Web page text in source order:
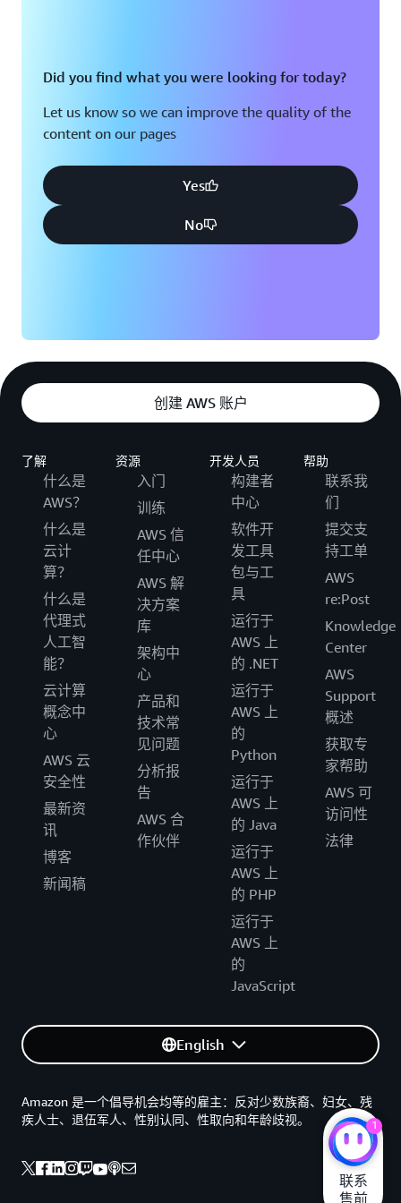
Did you find what you were looking for today?
Let us know so we can improve the quality of the
content on our pages
Yes
No
创建 AWS 账户
了解
什么是
AWS？
什么是
云计
算？
什么是
代理式
人工智
能？
云计算
概念中
心
AWS 云
安全性
最新资
讯
博客
新闻稿
资源
入门
训练
AWS 信
任中心
AWS 解
决方案
库
架构中
心
产品和
技术常
见问题
分析报
告
AWS 合
作伙伴
开发人员
构建者
中心
软件开
发工具
包与工
具
运行于
AWS 上
的 .NET
运行于
AWS 上
的
Python
运行于
AWS 上
的 Java
运行于
AWS 上
的 PHP
运行于
AWS 上
的
JavaScript
帮助
联系我
们
提交支
持工单
AWS
re:Post
Knowledge
Center
AWS
Support
概述
获取专
家帮助
AWS 可
访问性
法律
English
Amazon 是一个倡导机会均等的雇主：反对少数族裔、妇女、残
疾人士、退伍军人、性别认同、性取向和年龄歧视。
1
联系
售前